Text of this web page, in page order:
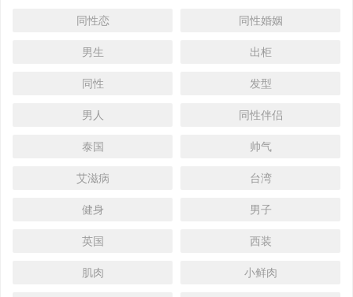
同性恋 同性婚姻
男生 出柜
同性 发型
男人 同性伴侣
泰国 帅气
艾滋病 台湾
健身 男子
英国 西装
肌肉 小鲜肉